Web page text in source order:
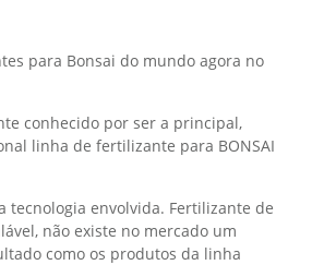
para Bonsai do mundo agora no
conhecido por ser a principal,
linha de fertilizante para BONSAI
tecnologia envolvida. Fertilizante de
não existe no mercado um
como os produtos da linha